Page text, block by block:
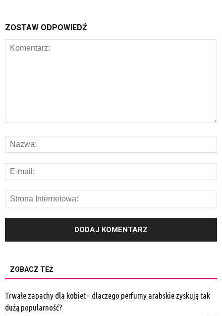
ZOSTAW ODPOWIEDŹ
ZOBACZ TEŻ
Trwałe zapachy dla kobiet – dlaczego perfumy arabskie zyskują tak
dużą popularność?